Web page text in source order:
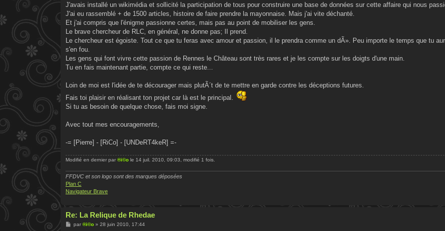
J'avais installé un wikimédia et sollicité la participation de tous pour construire une base de données sur cette affaire qui nous
J'ai eu rassemblé + de 1500 articles, histoire de faire prendre la mayonnaise. Mais j'ai vite déchanté.
Et j'ai compris que l'énigme passionne certes, mais pas au point de mobiliser les gens.
Le brave chercheur de RLC, en général, ne donne pas; Il prend.
Le chercheur est égoiste. Tout ce que tu feras avec amour et passion, il le prendra comme un dÃ». Peu importe le temps que tu
s'en fou.
Les gens qui font vivre cette passion de Rennes le Château sont très rares et je les compte sur les doigts d'une main.
Tu en fais maintenant partie, compte ce qui reste...
Loin de moi est l'idée de te décourager mais plutÃ´t de te mettre en garde contre les déceptions futures.
Fais toi plaisir en réalisant ton projet car là est le principal.
Si tu as besoin de quelque chose, fais moi signe.
Avec tout mes encouragements,
-= [Pierre] - [RiCo] - [UNDeRT4keR] =-
Modifié en dernier par ®i©o le 14 juil. 2010, 09:03, modifié 1 fois.
FFDVC et son logo sont des marques déposées
Plan C
Navigateur Brave
Re: La Relique de Rhedae
Mpar ®i©o» 28 juin 2010, 17:44